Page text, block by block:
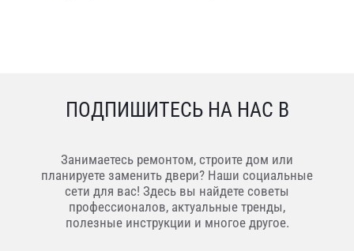
ПОДПИШИТЕСЬ НА НАС В
Занимаетесь ремонтом, строите дом или
планируете заменить двери? Наши социальные
сети для вас! Здесь вы найдете советы
профессионалов, актуальные тренды,
полезные инструкции и многое другое.